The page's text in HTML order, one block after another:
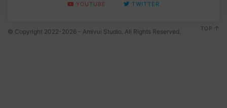
YOUTUBE
TWITTER
© Copyright 2022-2026 - Amivui Studio. All Rights Reserved. TOP